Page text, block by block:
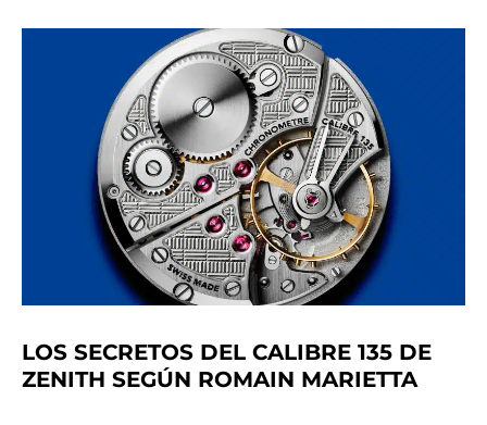
LOS SECRETOS DEL CALIBRE 135 DE
ZENITH SEGÚN ROMAIN MARIETTA